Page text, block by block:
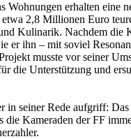
erhalten eine
2,8 Millionen Euro
Kulinarik. Nachdem
er ihn – mit soviel
musste vor seiner
die Unterstützung und
seiner Rede aufgriff:
Kameraden der FF